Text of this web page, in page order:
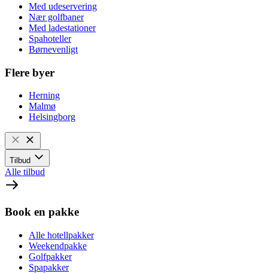
Med udeservering
Nær golfbaner
Med ladestationer
Spahoteller
Børnevenligt
Flere byer
Herning
Malmø
Helsingborg
Tilbud
Alle tilbud
Book en pakke
Alle hotellpakker
Weekendpakke
Golfpakker
Spapakker